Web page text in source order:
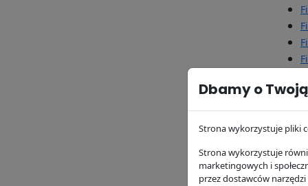
Dbamy o
Strona wykorzystuje pliki
Strona wykorzystuje
marketingowych i
przez dostawców